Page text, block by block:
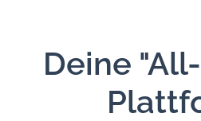
Deine